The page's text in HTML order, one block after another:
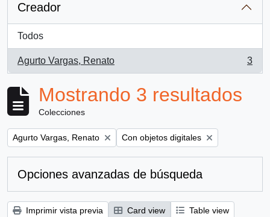
Creador
Todos
Agurto Vargas, Renato
, 3 resultados
3
Mostrando 3 resultados
Colecciones
Remove filter:
Agurto Vargas, Renato Remove filter:
Con objetos digitales
Opciones avanzadas de búsqueda
Imprimir vista previa Card view
Table view